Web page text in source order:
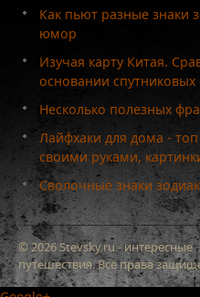
Как пьют разные знаки
юмор
Изучая карту Китая.
основании
Несколько полезных
Лайфхаки для дома -
своими руками,
Сволочные знаки
© 2026 Stevsky.ru - интересные
путешествия. Все права